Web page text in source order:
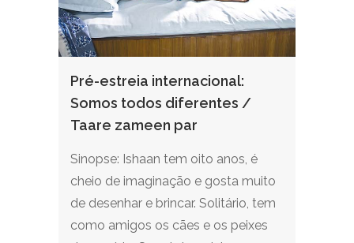
Pré-estreia internacional:
Somos todos diferentes /
Taare zameen par
Sinopse: Ishaan tem oito anos, é
cheio de imaginação e gosta muito
de desenhar e brincar. Solitário, tem
como amigos os cães e os peixes